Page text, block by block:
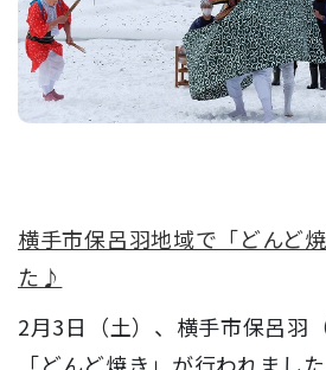
横手市保呂羽地域で「どんど
た♪
2月3日（土）、横手市保呂羽
「どんど焼き」が行われまし